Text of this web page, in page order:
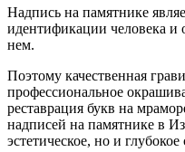
Надпись на памятнике
идентификации человека
нем.
Поэтому качественная
профессиональное
реставрация букв на
надписей на памятнике в
эстетическое, но и